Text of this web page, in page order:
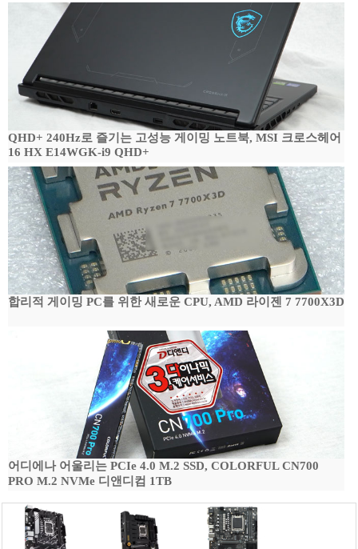
QHD+ 240Hz로 즐기는 고성능 게이밍 노트북, MSI 크로스헤어
16 HX E14WGK-i9 QHD+
합리적 게이밍 PC를 위한 새로운 CPU, AMD 라이젠 7 7700X3D
어디에나 어울리는 PCIe 4.0 M.2 SSD, COLORFUL CN700
PRO M.2 NVMe 디앤디컴 1TB